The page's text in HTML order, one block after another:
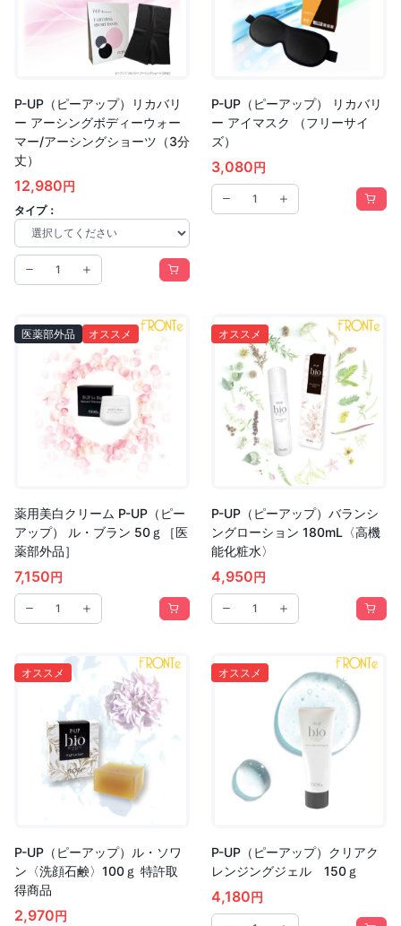
P-UP（ピーアップ）リカバリ
ー アーシングボディーウォー
マー/アーシングショーツ（3分
丈）
12,980円
タイプ：
P-UP（ピーアップ） リカバリ
ー アイマスク （フリーサイ
ズ）
3,080円
医薬部外品 オススメ
薬用美白クリーム P-UP（ピー
アップ） ル・ブラン 50ｇ［医
薬部外品］
7,150円
オススメ
P-UP（ピーアップ）バランシ
ングローション 180mL〈高機
能化粧水〉
4,950円
オススメ
P-UP（ピーアップ）ル・ソワ
ン〈洗顔石鹸〉100ｇ 特許取
得商品
2,970円
オススメ
P-UP（ピーアップ）クリアク
レンジングジェル 150ｇ
4,180円